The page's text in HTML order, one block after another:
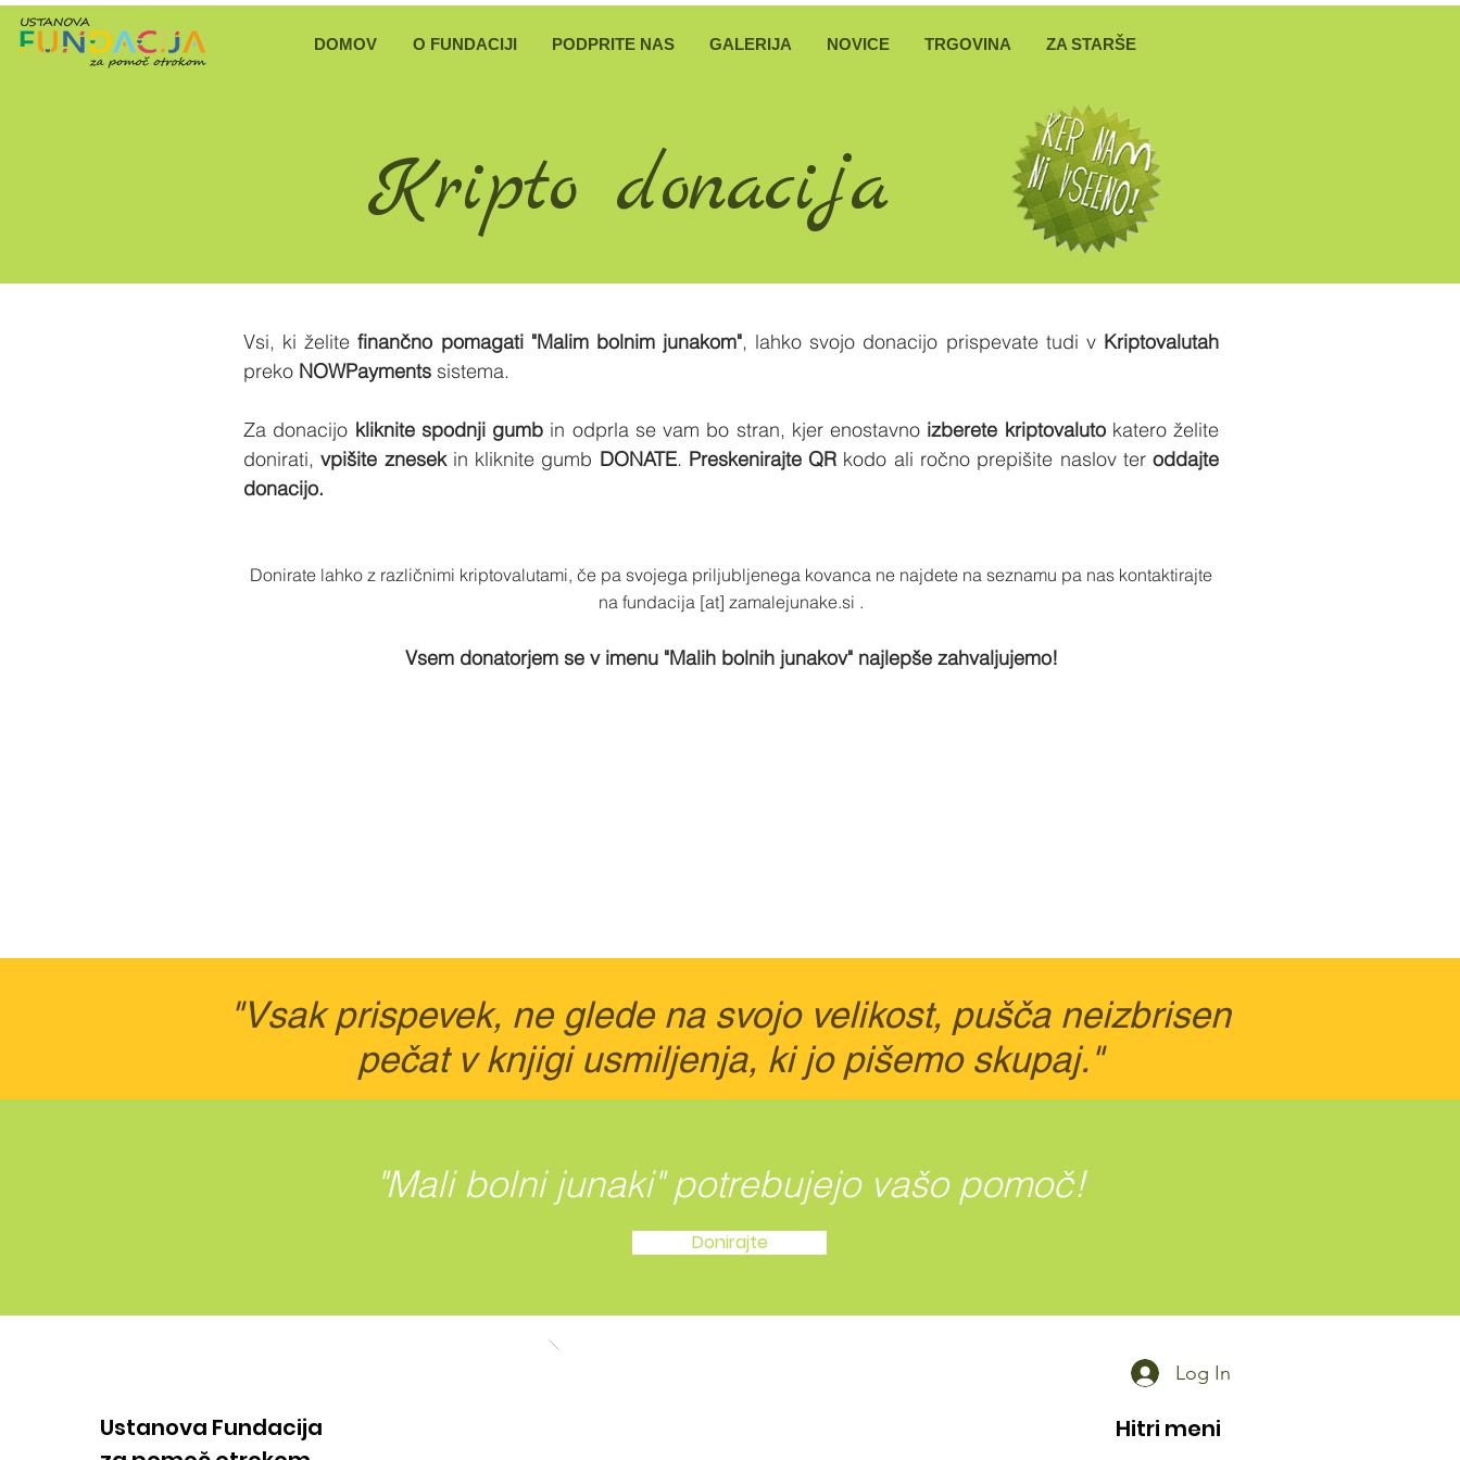
DOMOV O FUNDACIJI PODPRITE NAS GALERIJA NOVICE TRGOVINA ZA STARŠE
Kripto donacija
Vsi, ki želitefinančno pomagati "Malim bolnim junakom", lahko svojo donacijo prispevate tudi v Kriptovalutah
preko NOWPayments sistema.
Za donacijo kliknite spodnji gumb in odprla se vam bo stran, kjer enostavno izberete kriptovalutokatero želite
donirati,vpišite znesekin kliknite gumb DONATE. Preskenirajte QR kodo ali ročno prepišite naslov teroddajte
donacijo.
Donirate lahko z različnimi kriptovalutami, če pa svojega priljubljenega kovanca ne najdete na seznamu pa nas kontaktirajte
na fundacija [at] zamalejunake.si .
Vsem donatorjem se v imenu "Malih bolnih junakov" najlepše zahvaljujemo!
"Vsak prispevek, ne glede na svojo velikost, pušča neizbrisen
pečat v knjigi usmiljenja, ki jo pišemo skupaj."
"Mali bolni junaki" potrebujejo vašo pomoč!
Donirajte
Ustanova Fundacija
Log In
Hitri meni